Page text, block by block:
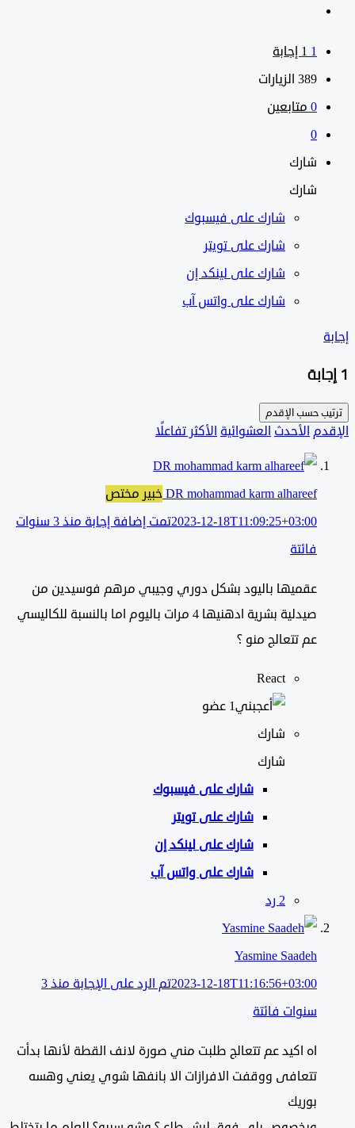
389 الزيارات
متابعين
شارك
شارك على فيسبوك
شارك على تويتر
شارك على لينكد إن
شارك على واتس آب
حسبالإقدم
الأحدثالعشوائيةالأكثر تفاعلًا
DR mohammad karm alhareefخبير مختص
2023-12-18T11:09:25+03:00
تمت إضافة إجابة منذ 3 سنوات
عقميها باليود بشكل دوري وجيبي مرهم فوسيدين من
صيدلية بشرية ادهنيها 4 مرات باليوم اما بالنسبة للكاليسي
عم تتعالج منو ؟
React
‫1 عضو
شارك
شارك علىفيسبوك
شارك على تويتر
شارك على لينكد إن
شارك على واتس آب
Yasmine Saadeh
2023-12-18T11:16:56+03:00
تم الرد على الإجابة منذ 3
سنوات فائتة
اه اكيد عم تتعالج طلبت مني صورة لانف القطة لأنها بدأت
تتعافى ووقفت الافرازات الا بانفها شوي يعني وهسه